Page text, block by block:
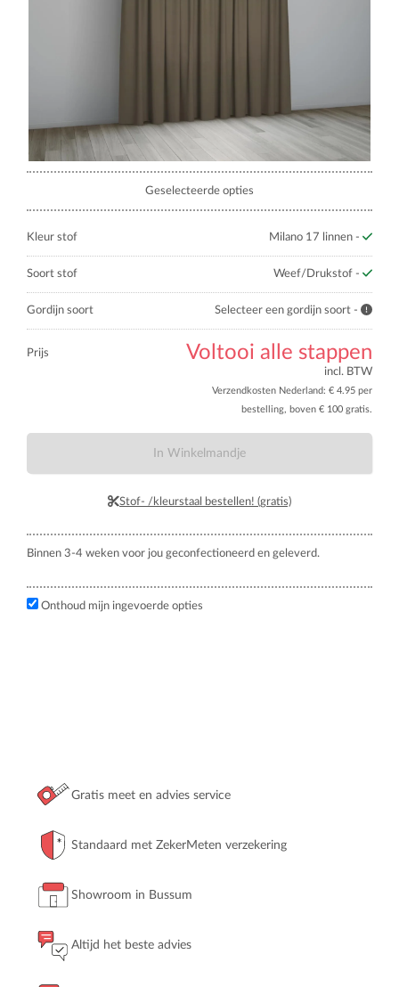
Geselecteerde opties
Kleur stof Milano 17 linnen -
Soort stof Weef/Drukstof -
Gordijn soort Selecteer een gordijn soort -
Prijs Voltooi alle stappen
incl. BTW
Verzendkosten Nederland: € 4.95 per
bestelling, boven € 100 gratis.
In Winkelmandje
Stof- /kleurstaal bestellen! (gratis)
Binnen 3-4 weken voor jou geconfectioneerd en geleverd.
Onthoud mijn ingevoerde opties
Gratis meet en advies service
Standaard met ZekerMeten verzekering
Showroom in Bussum
Altijd het beste advies